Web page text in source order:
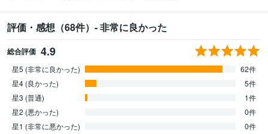
評価・感想（68件）- 非常に良かった
総合評価 4.9
星5 (非常に良かった)
62件
星4 (良かった)
5件
星3 (普通)
1件
星2 (悪かった)
0件
星1 (非常に悪かった)
0件